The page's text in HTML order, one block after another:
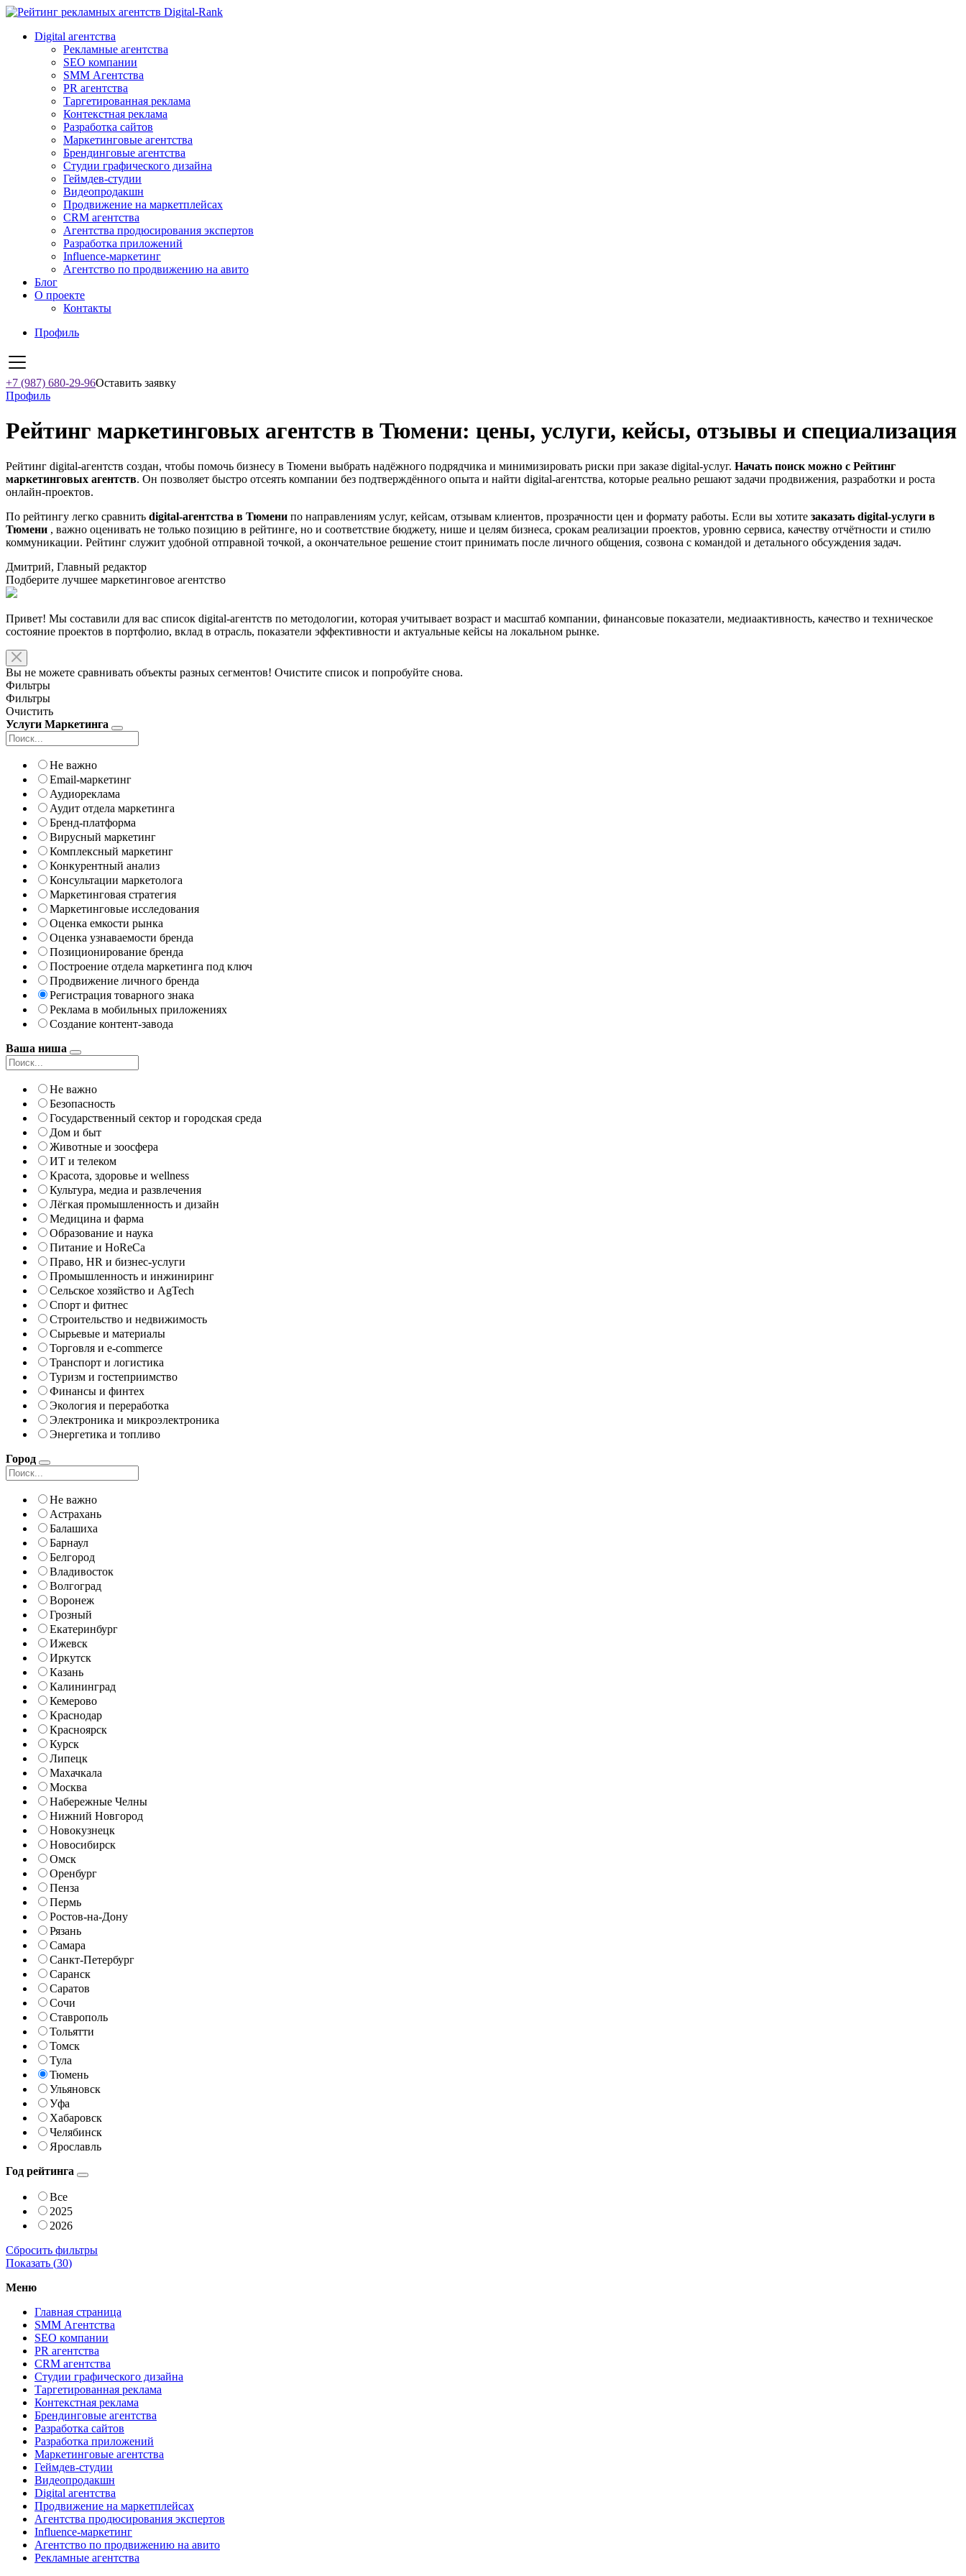
Digital-Rank
Digital агентства
Рекламные агентства
SEO компании
SMM Агентства
PR агентства
Таргетированная реклама
Контекстная реклама
Разработка сайтов
Маркетинговые агентства
Брендинговые агентства
Студии графического дизайна
Геймдев-студии
Видеопродакшн
Продвижение на маркетплейсах
CRM агентства
Агентства продюсирования экспертов
Разработка приложений
Influence-маркетинг
Агентство по продвижению на авито
Блог
О проекте
Контакты
Профиль
+7 (987) 680-29-96Оставить заявку
Профиль
Рейтинг маркетинговых агентств в Тюмени: цены, услуги, кейсы, отзывы и специализация
Рейтинг digital-агентств создан, чтобы помочь бизнесу в Тюмени выбрать надёжного подрядчика и минимизировать риски при заказе digital-услуг. Начать поиск можно с Рейтинг
маркетинговых агентств. Он позволяет быстро отсеять компании без подтверждённого опыта и найти digital-агентства, которые реально решают задачи продвижения, разработки и роста
онлайн-проектов.
По рейтингу легко сравнить digital-агентства в Тюмени по направлениям услуг, кейсам, отзывам клиентов, прозрачности цен и формату работы. Если вы хотите заказать digital-услуги в
Тюмени , важно оценивать не только позицию в рейтинге, но и соответствие бюджету, нише и целям бизнеса, срокам реализации проектов, уровню сервиса, качеству отчётности и стилю
коммуникации. Рейтинг служит удобной отправной точкой, а окончательное решение стоит принимать после личного общения, созвона с командой и детального обсуждения задач.
Дмитрий, Главный редактор
Подберите лучшее маркетинговое агентство
Привет! Мы составили для вас список digital-агентств по методологии, которая учитывает возраст и масштаб компании, финансовые показатели, медиаактивность, качество и техническое
состояние проектов в портфолио, вклад в отрасль, показатели эффективности и актуальные кейсы на локальном рынке.
Вы не можете сравнивать объекты разных сегментов! Очистите список и попробуйте снова.
Фильтры
Фильтры
Очистить
Услуги Маркетинга
Не важно
Email-маркетинг
Аудиореклама
Аудит отдела маркетинга
Бренд-платформа
Вирусный маркетинг
Комплексный маркетинг
Конкурентный анализ
Консультации маркетолога
Маркетинговая стратегия
Маркетинговые исследования
Оценка емкости рынка
Оценка узнаваемости бренда
Позиционирование бренда
Построение отдела маркетинга под ключ
Продвижение личного бренда
Регистрация товарного знака
Реклама в мобильных приложениях
Создание контент-завода
Ваша ниша
Не важно
Безопасность
Государственный сектор и городская среда
Дом и быт
Животные и зоосфера
ИТ и телеком
Красота, здоровье и wellness
Культура, медиа и развлечения
Лёгкая промышленность и дизайн
Медицина и фарма
Образование и наука
Питание и HoReCa
Право, HR и бизнес-услуги
Промышленность и инжиниринг
Сельское хозяйство и AgTech
Спорт и фитнес
Строительство и недвижимость
Сырьевые и материалы
Торговля и e-commerce
Транспорт и логистика
Туризм и гостеприимство
Финансы и финтех
Экология и переработка
Электроника и микроэлектроника
Энергетика и топливо
Город
Не важно
Астрахань
Балашиха
Барнаул
Белгород
Владивосток
Волгоград
Воронеж
Грозный
Екатеринбург
Ижевск
Иркутск
Казань
Калининград
Кемерово
Краснодар
Красноярск
Курск
Липецк
Махачкала
Москва
Набережные Челны
Нижний Новгород
Новокузнецк
Новосибирск
Омск
Оренбург
Пенза
Пермь
Ростов-на-Дону
Рязань
Самара
Санкт-Петербург
Саранск
Саратов
Сочи
Ставрополь
Тольятти
Томск
Тула
Тюмень
Ульяновск
Уфа
Хабаровск
Челябинск
Ярославль
Год рейтинга
Все
2025
2026
Сбросить фильтры
Показать (30)
Меню
Главная страница
SMM Агентства
SEO компании
PR агентства
CRM агентства
Студии графического дизайна
Таргетированная реклама
Контекстная реклама
Брендинговые агентства
Разработка сайтов
Разработка приложений
Маркетинговые агентства
Геймдев-студии
Видеопродакшн
Digital агентства
Продвижение на маркетплейсах
Агентства продюсирования экспертов
Influence-маркетинг
Агентство по продвижению на авито
Рекламные агентства